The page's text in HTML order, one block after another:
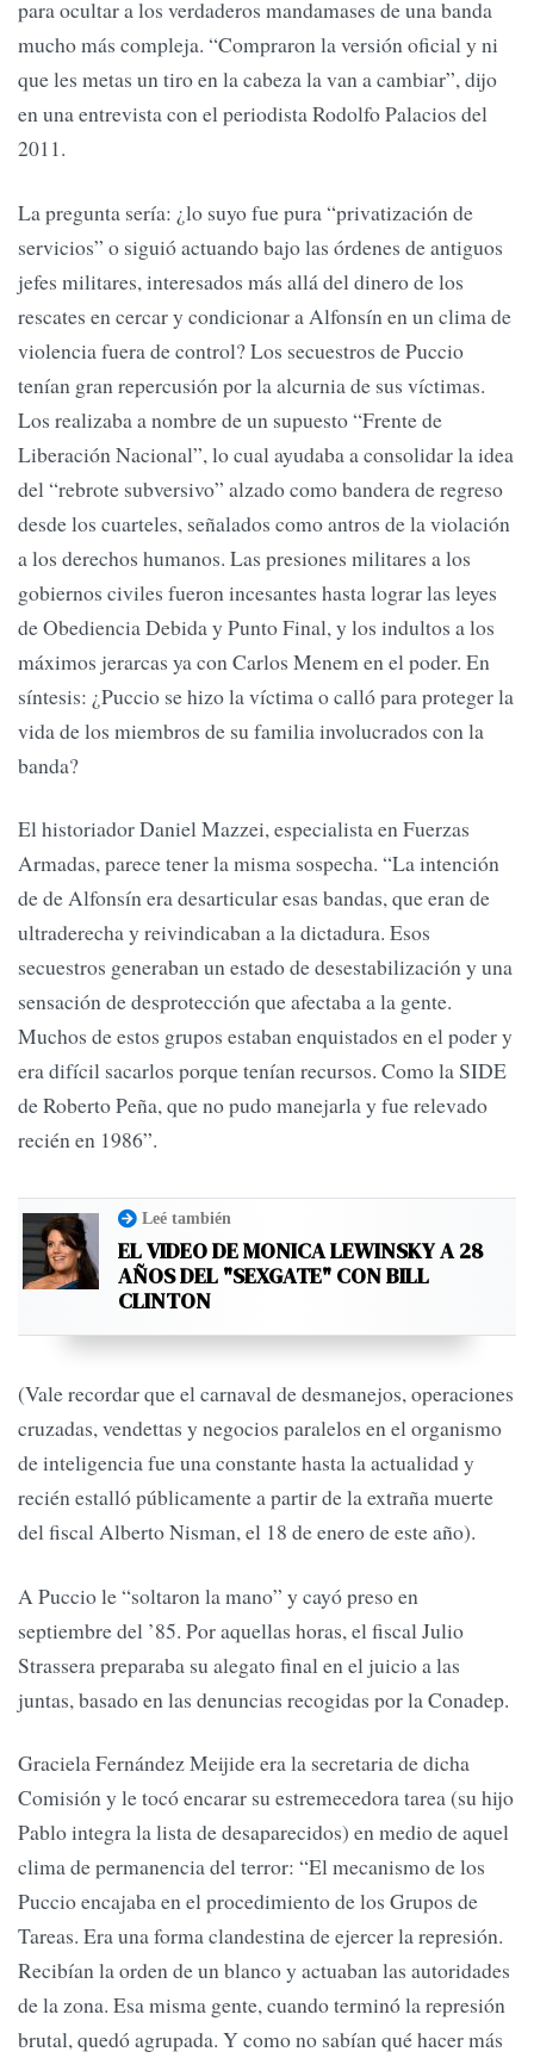
para ocultar a los verdaderos mandamases de una banda
mucho más compleja. “Compraron la versión oficial y ni
que les metas un tiro en la cabeza la van a cambiar”, dijo
en una entrevista con el periodista Rodolfo Palacios del
2011.
La pregunta sería: ¿lo suyo fue pura “privatización de
servicios” o siguió actuando bajo las órdenes de antiguos
jefes militares, interesados más allá del dinero de los
rescates en cercar y condicionar a Alfonsín en un clima de
violencia fuera de control? Los secuestros de Puccio
tenían gran repercusión por la alcurnia de sus víctimas.
Los realizaba a nombre de un supuesto “Frente de
Liberación Nacional”, lo cual ayudaba a consolidar la idea
del “rebrote subversivo” alzado como bandera de regreso
desde los cuarteles, señalados como antros de la violación
a los derechos humanos. Las presiones militares a los
gobiernos civiles fueron incesantes hasta lograr las leyes
de Obediencia Debida y Punto Final, y los indultos a los
máximos jerarcas ya con Carlos Menem en el poder. En
síntesis: ¿Puccio se hizo la víctima o calló para proteger la
vida de los miembros de su familia involucrados con la
banda?
El historiador Daniel Mazzei, especialista en Fuerzas
Armadas, parece tener la misma sospecha. “La intención
de de Alfonsín era desarticular esas bandas, que eran de
ultraderecha y reivindicaban a la dictadura. Esos
secuestros generaban un estado de desestabilización y una
sensación de desprotección que afectaba a la gente.
Muchos de estos grupos estaban enquistados en el poder y
era difícil sacarlos porque tenían recursos. Como la SIDE
de Roberto Peña, que no pudo manejarla y fue relevado
recién en 1986”.
Leé también
EL VIDEO DE MONICA LEWINSKY A 28
AÑOS DEL "SEXGATE" CON BILL
CLINTON
(Vale recordar que el carnaval de desmanejos, operaciones
cruzadas, vendettas y negocios paralelos en el organismo
de inteligencia fue una constante hasta la actualidad y
recién estalló públicamente a partir de la extraña muerte
del fiscal Alberto Nisman, el 18 de enero de este año).
A Puccio le “soltaron la mano” y cayó preso en
septiembre del ’85. Por aquellas horas, el fiscal Julio
Strassera preparaba su alegato final en el juicio a las
juntas, basado en las denuncias recogidas por la Conadep.
Graciela Fernández Meijide era la secretaria de dicha
Comisión y le tocó encarar su estremecedora tarea (su hijo
Pablo integra la lista de desaparecidos) en medio de aquel
clima de permanencia del terror: “El mecanismo de los
Puccio encajaba en el procedimiento de los Grupos de
Tareas. Era una forma clandestina de ejercer la represión.
Recibían la orden de un blanco y actuaban las autoridades
de la zona. Esa misma gente, cuando terminó la represión
brutal, quedó agrupada. Y como no sabían qué hacer más